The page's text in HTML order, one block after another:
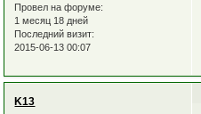
Провел на форуме:
1 месяц 18 дней
Последний визит:
2015-06-13 00:07
K13